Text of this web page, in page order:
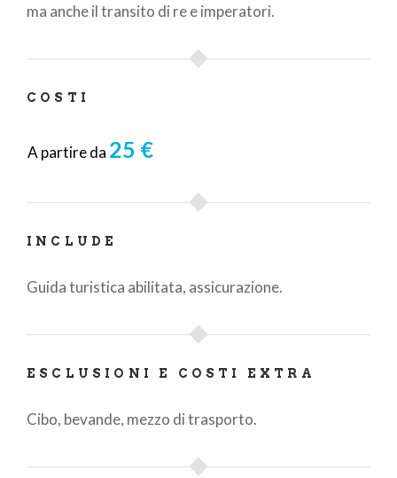
ma anche il transito di re e imperatori.
COSTI
A partire da 25 €
INCLUDE
Guida turistica abilitata, assicurazione.
ESCLUSIONI E COSTI EXTRA
Cibo, bevande, mezzo di trasporto.